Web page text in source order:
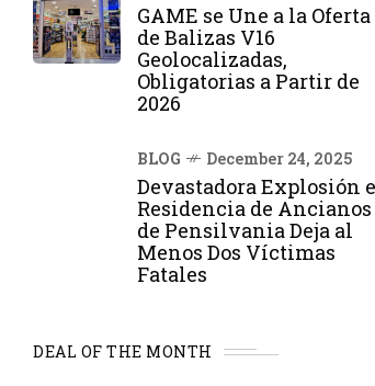
GAME se Une a la Oferta
de Balizas V16
Geolocalizadas,
Obligatorias a Partir de
2026
BLOG December 24, 2025
Devastadora Explosión
Residencia de Ancianos
de Pensilvania Deja al
Menos Dos Víctimas
Fatales
DEAL OF THE MONTH